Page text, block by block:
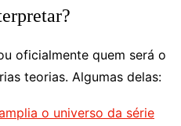
oficialmente quem será o
teorias. Algumas delas:
o universo da série